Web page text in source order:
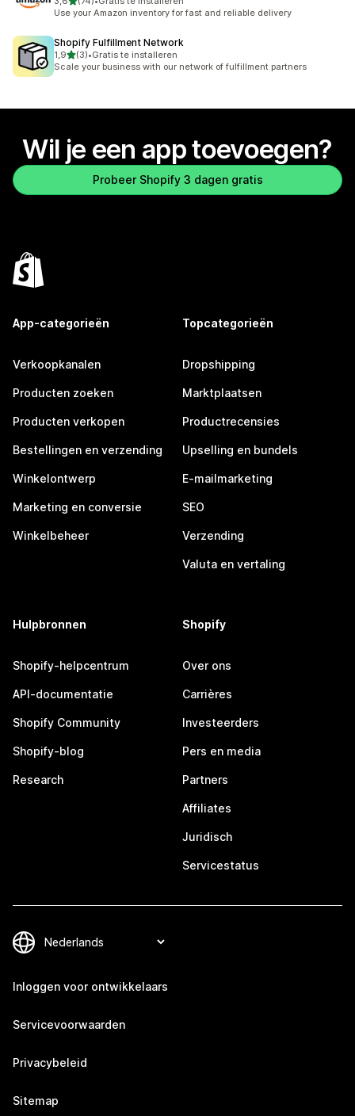
74 recensies in totaal
Use your Amazon inventory for fast and reliable delivery
Shopify Fulfillment Network
1,9van 5 sterren
(3)
3 recensies in totaal
•Gratis te installeren
Scale your business with our network of fulfillment partners
Wil je een app toevoegen?
Probeer Shopify 3 dagen gratis
App-categorieën
Verkoopkanalen
Producten zoeken
Producten verkopen
Bestellingen en verzending
Winkelontwerp
Marketing en conversie
Winkelbeheer
Topcategorieën
Dropshipping
Marktplaatsen
Productrecensies
Upselling en bundels
E-mailmarketing
SEO
Verzending
Valuta en vertaling
Hulpbronnen
Shopify-helpcentrum
API-documentatie
Shopify Community
Shopify-blog
Research
Shopify
Over ons
Carrières
Investeerders
Pers en media
Partners
Affiliates
Juridisch
Servicestatus
Inloggen voor ontwikkelaars
Servicevoorwaarden
Privacybeleid
Sitemap